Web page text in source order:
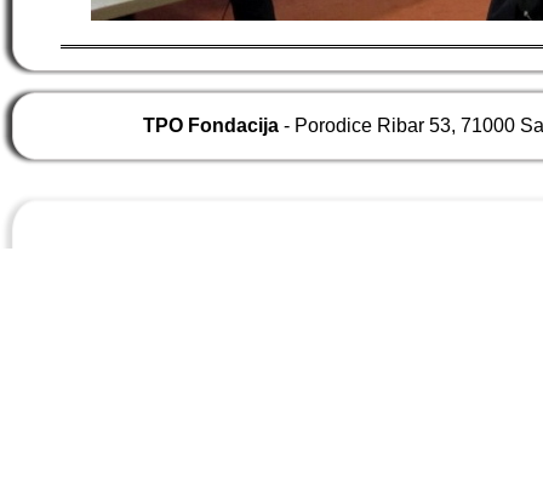
TPO Fondacija - Porodice Ribar 53, 71000